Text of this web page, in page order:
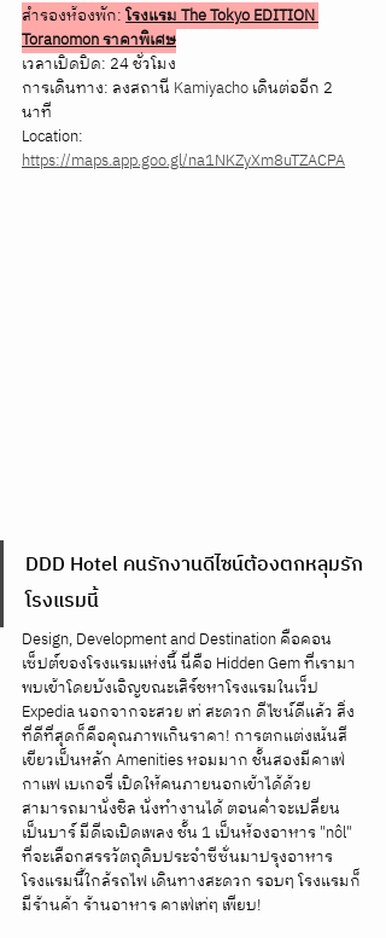
สำรองห้องพัก: โรงแรม The Tokyo EDITION
Toranomon ราคาพิเศษ
เวลาเปิดปิด: 24 ชั่วโมง
การเดินทาง: ลงสถานี Kamiyacho เดินต่ออีก 2
นาที
Location:
https://maps.app.goo.gl/na1NKZyXm8uTZACPA
DDD Hotel คนรักงานดีไซน์ต้องตกหลุมรัก
โรงแรมนี้
Design, Development and Destination คือคอน
เซ็ปต์ของโรงแรมแห่งนี้ นี่คือ Hidden Gem ที่เรามา
พบเข้าโดยบังเอิญขณะเสิร์ชหาโรงแรมในเว็ป
Expedia นอกจากจะสวย เท่ สะดวก ดีไซน์ดีแล้ว สิ่ง
ที่ดีที่สุดก็คือคุณภาพเกินราคา! การตกแต่งเน้นสี
เขียวเป็นหลัก Amenities หอมมาก ชั้นสองมีคาเฟ่
กาแฟ เบเกอรี่ เปิดให้คนภายนอกเข้าได้ด้วย
สามารถมานั่งชิล นั่งทำงานได้ ตอนค่ำจะเปลี่ยน
เป็นบาร์ มีดีเจเปิดเพลง ชั้น 1 เป็นห้องอาหาร "nôl"
ที่จะเลือกสรรวัตถุดิบประจำซีซั่นมาปรุงอาหาร
โรงแรมนี้ใกล้รถไฟ เดินทางสะดวก รอบๆ โรงแรมก็
มีร้านค้า ร้านอาหาร คาเฟ่เท่ๆ เพียบ!